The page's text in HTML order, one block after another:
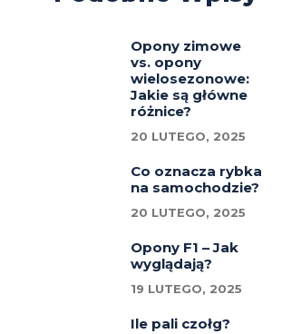
Opony zimowe
vs. opony
wielosezonowe:
Jakie są główne
różnice?
20 LUTEGO, 2025
Co oznacza rybka
na samochodzie?
20 LUTEGO, 2025
Opony F1 – Jak
wyglądają?
19 LUTEGO, 2025
Ile pali czołg?